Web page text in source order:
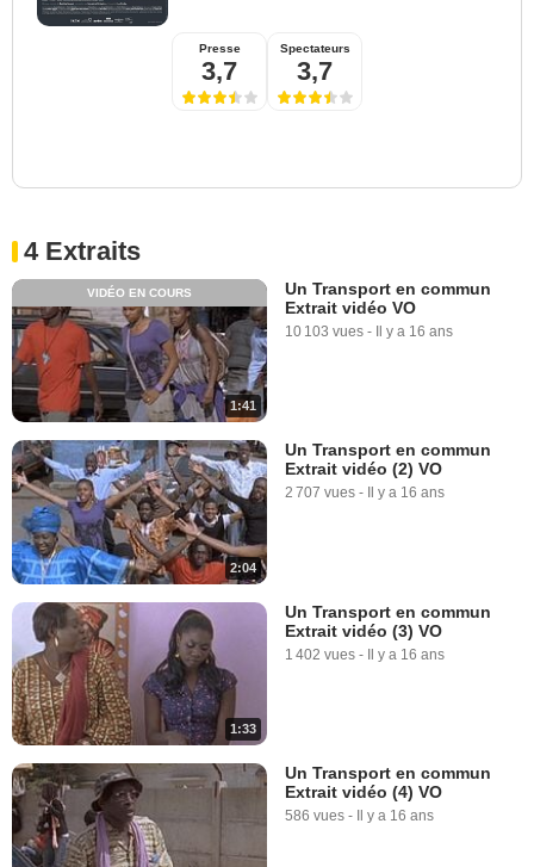
Presse
3,7
Spectateurs
3,7
4 Extraits
1:41
VIDÉO EN COURS
Un Transport en commun
Extrait vidéo VO
10 103 vues - Il y a 16 ans
2:04
Un Transport en commun
Extrait vidéo (2) VO
2 707 vues - Il y a 16 ans
1:33
Un Transport en commun
Extrait vidéo (3) VO
1 402 vues - Il y a 16 ans
Un Transport en commun
Extrait vidéo (4) VO
586 vues - Il y a 16 ans